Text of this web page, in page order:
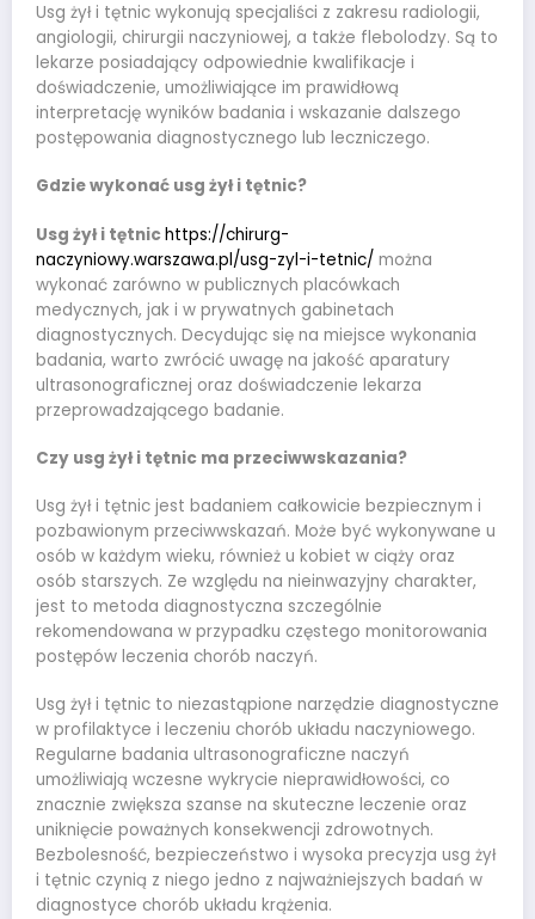
Usg żył i tętnic wykonują specjaliści z zakresu radiologii,
angiologii, chirurgii naczyniowej, a także flebolodzy. Są to
lekarze posiadający odpowiednie kwalifikacje i
doświadczenie, umożliwiające im prawidłową
interpretację wyników badania i wskazanie dalszego
postępowania diagnostycznego lub leczniczego.
Gdzie wykonać usg żył i tętnic?
Usg żył i tętnichttps://chirurg-
naczyniowy.warszawa.pl/usg-zyl-i-tetnic/ można
wykonać zarówno w publicznych placówkach
medycznych, jak i w prywatnych gabinetach
diagnostycznych. Decydując się na miejsce wykonania
badania, warto zwrócić uwagę na jakość aparatury
ultrasonograficznej oraz doświadczenie lekarza
przeprowadzającego badanie.
Czy usg żył i tętnic ma przeciwwskazania?
Usg żył i tętnic jest badaniem całkowicie bezpiecznym i
pozbawionym przeciwwskazań. Może być wykonywane u
osób w każdym wieku, również u kobiet w ciąży oraz
osób starszych. Ze względu na nieinwazyjny charakter,
jest to metoda diagnostyczna szczególnie
rekomendowana w przypadku częstego monitorowania
postępów leczenia chorób naczyń.
Usg żył i tętnic to niezastąpione narzędzie diagnostyczne
w profilaktyce i leczeniu chorób układu naczyniowego.
Regularne badania ultrasonograficzne naczyń
umożliwiają wczesne wykrycie nieprawidłowości, co
znacznie zwiększa szanse na skuteczne leczenie oraz
uniknięcie poważnych konsekwencji zdrowotnych.
Bezbolesność, bezpieczeństwo i wysoka precyzja usg żył
i tętnic czynią z niego jedno z najważniejszych badań w
diagnostyce chorób układu krążenia.